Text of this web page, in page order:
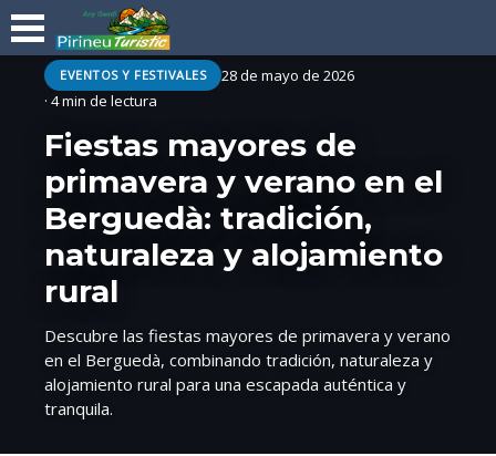
EVENTOS Y FESTIVALES
28 de mayo de 2026
· 4 min de lectura
Fiestas mayores de
primavera y verano en el
Berguedà: tradición,
naturaleza y alojamiento
rural
Descubre las fiestas mayores de primavera y verano
en el Berguedà, combinando tradición, naturaleza y
alojamiento rural para una escapada auténtica y
tranquila.